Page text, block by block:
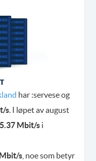
har :servese og
s. I løpet av august
Mbit/s i
s , noe som betyr